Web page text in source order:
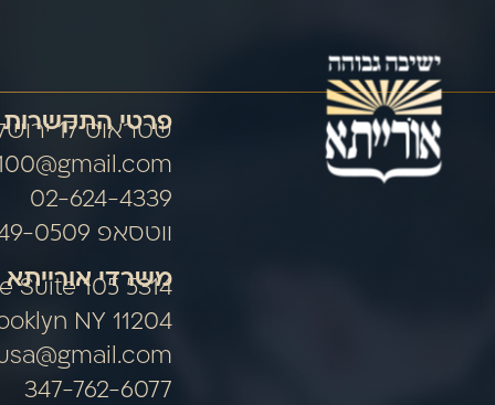
פרטי התקשרות
שטראוס 17 ירושלים
02-624-4339
ווטסאפ 054-849-0509
משרדיSuite 105
NY 11204
347-762-6077